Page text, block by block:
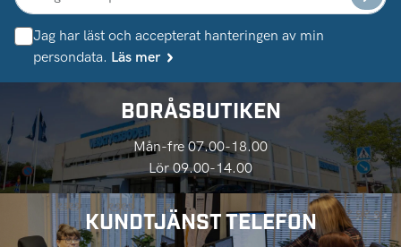
Jag har läst och accepterat hanteringen av min
persondata. Läs mer
BORÅSBUTIKEN
Mån-fre 07.00-18.00
Lör 09.00-14.00
KUNDTJÄNST TELEFON